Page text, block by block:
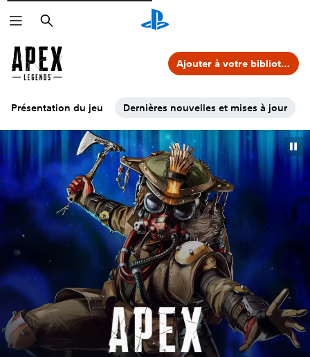
Rechercher
Présentation du jeu Dernières nouvelles et mises à jour
Ajouter à votre bibliothèque